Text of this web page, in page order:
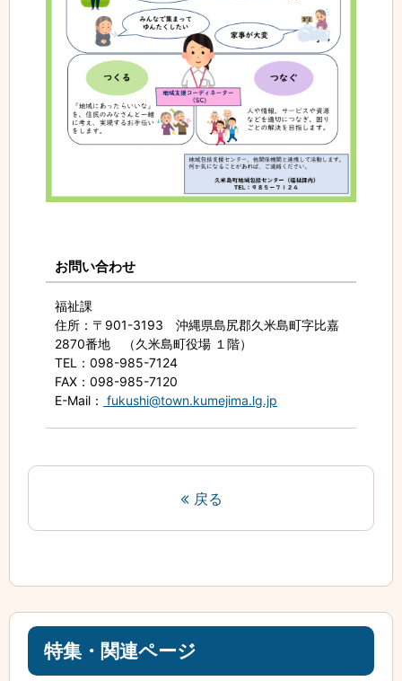
お問い合わせ
福祉課
住所 ：〒901-3193 沖縄県島尻郡久米島町字比嘉
2870番地 （久米島町役場 １階）
TEL
：098-985-7124
FAX ：098-985-7120
E-Mail ： fukushi@town.kumejima.lg.jp
戻る
特集・関連ページ